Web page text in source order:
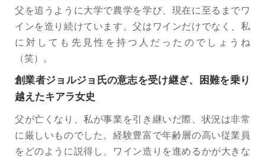
父を追うように大学で農学を学び、現在に至るまでワ
インを造り続けています。父はワインだけでなく、私
に対しても先見性を持つ人だったのでしょうね
（笑）。
創業者ジョルジョ氏の意志を受け継ぎ、困難を乗り
越えたキアラ女史
父が亡くなり、私が事業を引き継いだ際、状況は非常
に厳しいものでした。経験豊富で年齢層の高い従業員
をどのように説得し、ワイン造りを進めるかが大きな